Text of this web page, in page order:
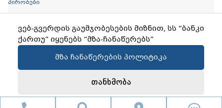
ვებ-გვერდის გაუმჯობესების მიზნით, სს “ბანკი
ქართუ” იყენებს “მზა-ჩანაწერებს”
მზა ჩანაწერების პოლიტიკა
თანხმობა
პირობები
ღია ბანკინგი
Copyright © 2026 Cartu Bank
Created byProservice